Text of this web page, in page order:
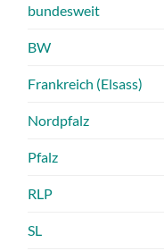
bundesweit
BW
Frankreich (Elsass)
Nordpfalz
Pfalz
RLP
SL